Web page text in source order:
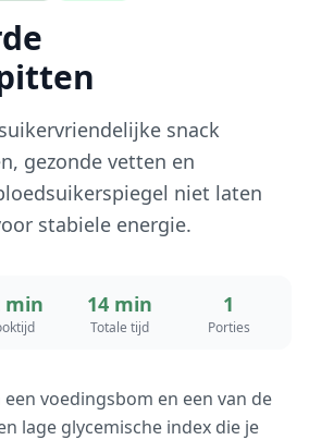
snack
gezonde vetten en
niet laten
stabiele energie.
min 14 min
Totale tijd
1
Porties
voedingsbom en een van de
lage glycemische index die je